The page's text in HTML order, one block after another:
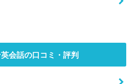
会話の口コミ・評判